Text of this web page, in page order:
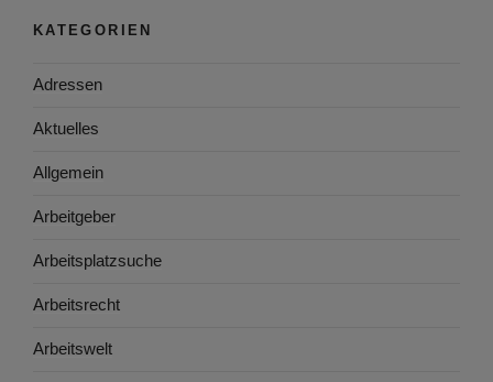
KATEGORIEN
Adressen
Aktuelles
Allgemein
Arbeitgeber
Arbeitsplatzsuche
Arbeitsrecht
Arbeitswelt